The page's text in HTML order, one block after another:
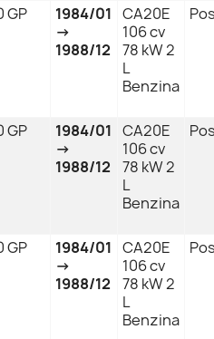
GP
1984/01
→
1988/12
CA20E
106 cv
78 kW 2
L
Benzina
GP
1984/01
→
1988/12
CA20E
106 cv
78 kW 2
L
Benzina
GP
1984/01
→
1988/12
CA20E
106 cv
78 kW 2
L
Benzina